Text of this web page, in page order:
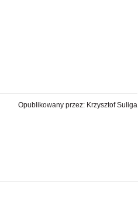
Opublikowany przez: Krzysztof Suliga